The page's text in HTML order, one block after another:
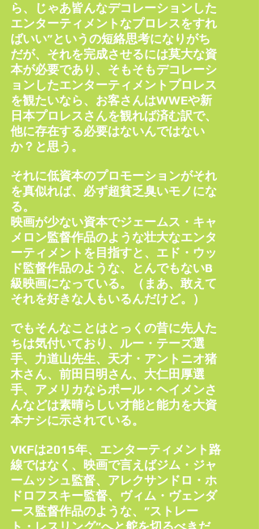
ら、じゃあ皆んなデコレーションした
エンターティメントなプロレスをすれ
ばいい”というの短絡思考になりがち
だが、それを完成させるには莫大な資
本が必要であり、そもそもデコレーシ
ョンしたエンターティメントプロレス
を観たいなら、お客さんはWWEや新
日本プロレスさんを観れば済む訳で、
他に存在する必要はないんではない
か？と思う。
それに低資本のプロモーションがそれ
を真似れば、必ず超貧乏臭いモノにな
る。
映画が少ない資本でジェームス・キャ
メロン監督作品のような壮大なエンタ
ーティメントを目指すと、エド・ウッ
ド監督作品のような、とんでもないB
級映画になっている。（まあ、敢えて
それを好きな人もいるんだけど。）
でもそんなことはとっくの昔に先人た
ちは気付いており、ルー・テーズ選
手、力道山先生、天才・アントニオ猪
木さん、前田日明さん、大仁田厚選
手、アメリカならポール・ヘイメンさ
んなどは素晴らしい才能と能力を大資
本ナシに示されている。
VKFは2015年、エンターティメント路
線ではなく、映画で言えばジム・ジャ
ームッシュ監督、アレクサンドロ・ホ
ドロフスキー監督、ヴィム・ヴェンダ
ース監督作品のような、”ストレー
ト・レスリング”へと舵を切るべきだ